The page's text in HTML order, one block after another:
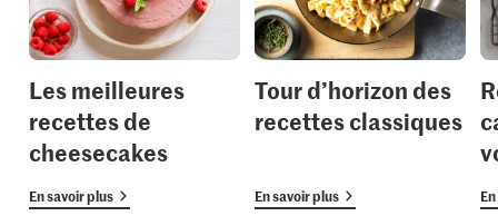
Les meilleures
recettes de
cheesecakes
En savoir plus
Tour d’horizon des
recettes classiques
En savoir plus